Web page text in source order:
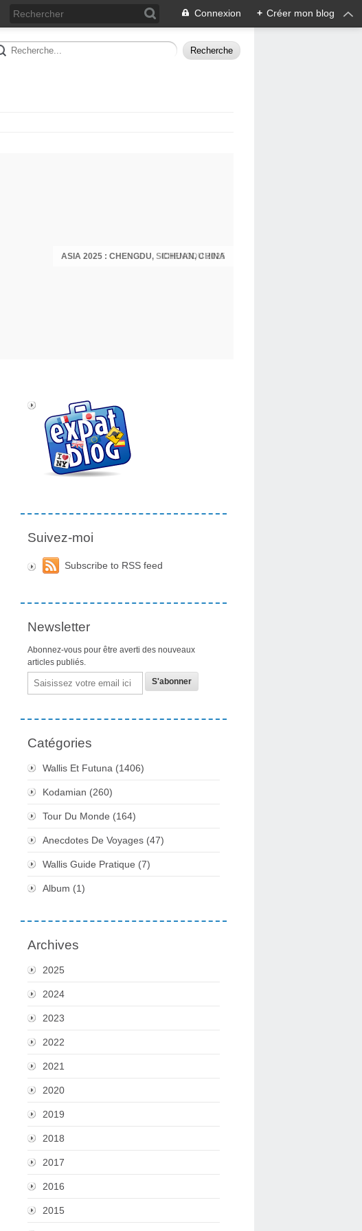
Connexion + Créer mon blog
ASIA 2025 : CHENGDU, SICHUAN, CHINA
CHENGDU 2025
Suivez-moi
Subscribe to RSS feed
Newsletter
Abonnez-vous pour être averti des nouveaux
articles publiés.
Email
Catégories
Wallis Et Futuna (1406)
Kodamian (260)
Tour Du Monde (164)
Anecdotes De Voyages (47)
Wallis Guide Pratique (7)
Album (1)
Archives
2025
2024
2023
2022
2021
2020
2019
2018
2017
2016
2015